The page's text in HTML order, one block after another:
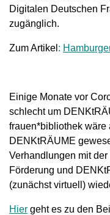
Digitalen Deutschen
zugänglich.
Zum Artikel :
Einige Monate vor
schlecht um
frauen*bibliothek wäre
DENKtRÄUME
Verhandlungen mit
Förderung und
(zunächst virtuell)
Hier geht es zu den